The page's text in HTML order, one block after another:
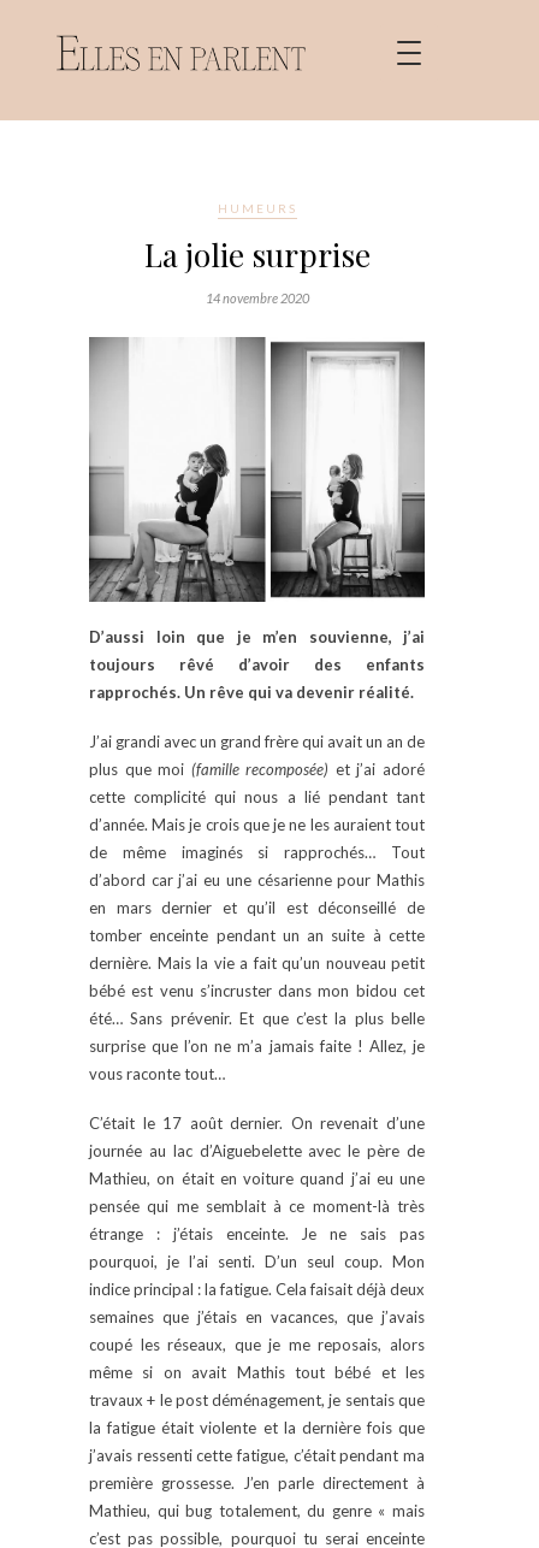
HUMEURS
La jolie surprise
14 novembre 2020
D’aussi loin que je m’en souvienne, j’ai
toujours rêvé d’avoir des enfants
rapprochés. Un rêve qui va devenir réalité.
J’ai grandi avec un grand frère qui avait un an de
plus que moi (famille recomposée) et j’ai adoré
cette complicité qui nous a lié pendant tant
d’année. Mais je crois que je ne les auraient tout
de même imaginés si rapprochés… Tout
d’abord car j’ai eu une césarienne pour Mathis
en mars dernier et qu’il est déconseillé de
tomber enceinte pendant un an suite à cette
dernière. Mais la vie a fait qu’un nouveau petit
bébé est venu s’incruster dans mon bidou cet
été… Sans prévenir. Et que c’est la plus belle
surprise que l’on ne m’a jamais faite ! Allez, je
vous raconte tout…
C’était le 17 août dernier. On revenait d’une
journée au lac d’Aiguebelette avec le père de
Mathieu, on était en voiture quand j’ai eu une
pensée qui me semblait à ce moment-là très
étrange : j’étais enceinte. Je ne sais pas
pourquoi, je l’ai senti. D’un seul coup. Mon
indice principal : la fatigue. Cela faisait déjà deux
semaines que j’étais en vacances, que j’avais
coupé les réseaux, que je me reposais, alors
même si on avait Mathis tout bébé et les
travaux + le post déménagement, je sentais que
la fatigue était violente et la dernière fois que
j’avais ressenti cette fatigue, c’était pendant ma
première grossesse. J’en parle directement à
Mathieu, qui bug totalement, du genre « mais
c’est pas possible, pourquoi tu serai enceinte